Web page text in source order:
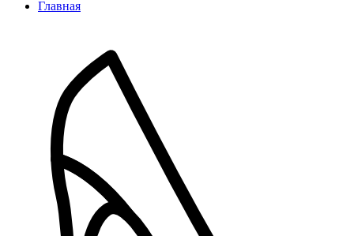
Главная